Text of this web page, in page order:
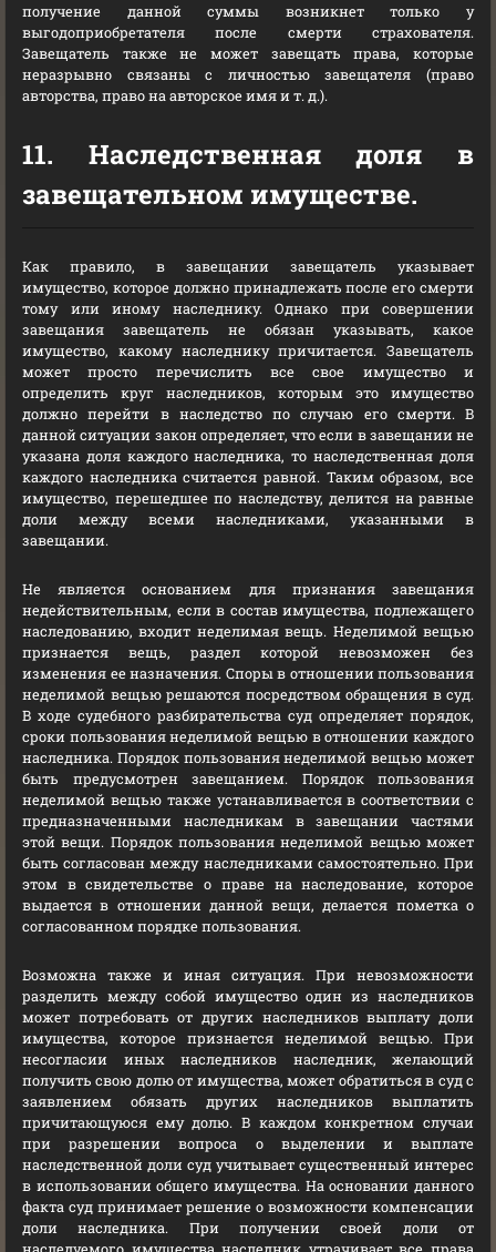
получение данной суммы возникнет только у
выгодоприобретателя после смерти страхователя.
Завещатель также не может завещать права, которые
неразрывно связаны с личностью завещателя (право
авторства, право на авторское имя и т. д.).
11. Наследственная доля в
завещательном имуществе.
Как правило, в завещании завещатель указывает
имущество, которое должно принадлежать после его смерти
тому или иному наследнику. Однако при совершении
завещания завещатель не обязан указывать, какое
имущество, какому наследнику причитается. Завещатель
может просто перечислить все свое имущество и
определить круг наследников, которым это имущество
должно перейти в наследство по случаю его смерти. В
данной ситуации закон определяет, что если в завещании не
указана доля каждого наследника, то наследственная доля
каждого наследника считается равной. Таким образом, все
имущество, перешедшее по наследству, делится на равные
доли между всеми наследниками, указанными в
завещании.
Не является основанием для признания завещания
недействительным, если в состав имущества, подлежащего
наследованию, входит неделимая вещь. Неделимой вещью
признается вещь, раздел которой невозможен без
изменения ее назначения. Споры в отношении пользования
неделимой вещью решаются посредством обращения в суд.
В ходе судебного разбирательства суд определяет порядок,
сроки пользования неделимой вещью в отношении каждого
наследника. Порядок пользования неделимой вещью может
быть предусмотрен завещанием. Порядок пользования
неделимой вещью также устанавливается в соответствии с
предназначенными наследникам в завещании частями
этой вещи. Порядок пользования неделимой вещью может
быть согласован между наследниками самостоятельно. При
этом в свидетельстве о праве на наследование, которое
выдается в отношении данной вещи, делается пометка о
согласованном порядке пользования.
Возможна также и иная ситуация. При невозможности
разделить между собой имущество один из наследников
может потребовать от других наследников выплату доли
имущества, которое признается неделимой вещью. При
несогласии иных наследников наследник, желающий
получить свою долю от имущества, может обратиться в суд с
заявлением обязать других наследников выплатить
причитающуюся ему долю. В каждом конкретном случаи
при разрешении вопроса о выделении и выплате
наследственной доли суд учитывает существенный интерес
в использовании общего имущества. На основании данного
факта суд принимает решение о возможности компенсации
доли наследника. При получении своей доли от